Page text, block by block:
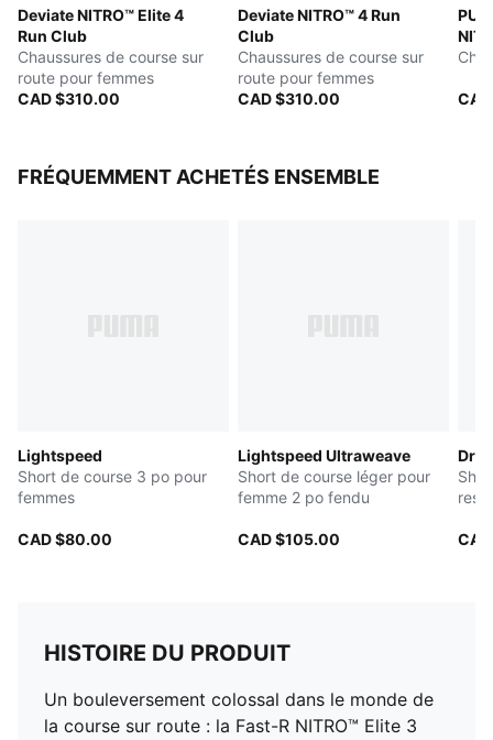
maximiser le transfert d’énergie et offrir une foulée qui
propulse
PUMAGRIP : Composée de caoutchouc durable conçu
pour une bonne traction sur toutes les surfaces
Type de bout : Rond
Deviate NITRO™ Elite 4
Run Club
Chaussures de course sur
route pour femmes
CAD $310.00
Deviate NITRO™ 4 Run
Club
Chaussures de course sur
route pour femmes
CAD $310.00
FRÉQUEMMENT ACHETÉS ENSEMBLE
Lightspeed
Short de course 3 po pour
femmes
CAD $80.00
Lightspeed Ultraweave
Short de course léger pour
femme 2 po fendu
CAD $105.00
HISTOIRE DU PRODUIT
Un bouleversement colossal dans le monde de
la course sur route : la Fast-R NITRO™ Elite 3